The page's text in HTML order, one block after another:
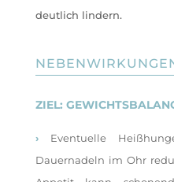
deutlich lindern.
ZIEL:
›Eventuelle
Dauernadeln im Ohr